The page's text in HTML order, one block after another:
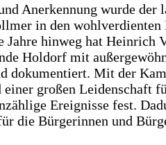
Anerkennung wurde der
in den wohlverdienten
Jahre hinweg hat Heinrich
Holdorf mit
dokumentiert. Mit der
großen Leidenschaft
Ereignisse fest.
die Bürgerinnen und